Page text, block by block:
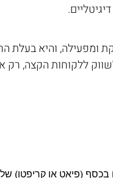
ומפעילה, והיא בעלת
ללקוחות הקצה, רק
(פיאט או קריפטו) של